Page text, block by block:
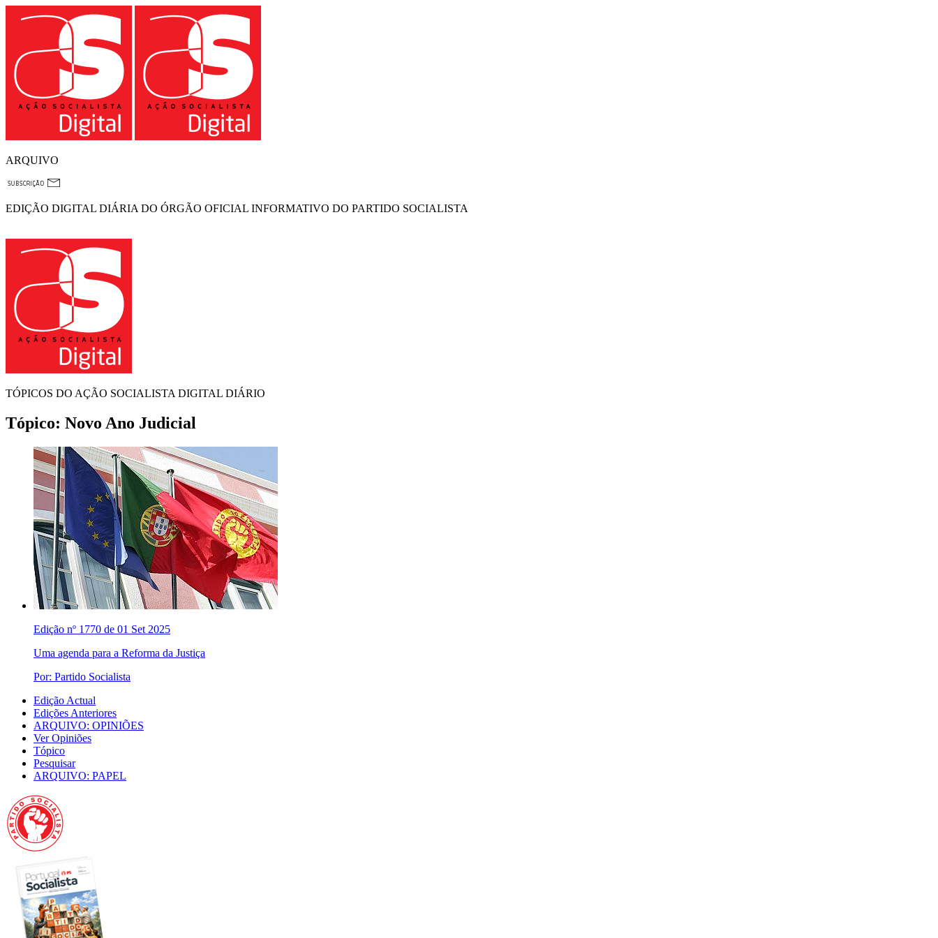
ARQUIVO
EDIÇÃO DIGITAL DIÁRIA DO ÓRGÃO OFICIAL INFORMATIVO DO PARTIDO SOCIALISTA
TÓPICOS DO AÇÃO SOCIALISTA DIGITAL DIÁRIO
Tópico: Novo Ano Judicial
Edição nº 1770 de 01 Set 2025
Uma agenda para a Reforma da Justiça
Por: Partido Socialista
Edição Actual
Edições Anteriores
ARQUIVO: OPINIÕES
Ver Opiniões
Tópico
Pesquisar
ARQUIVO: PAPEL